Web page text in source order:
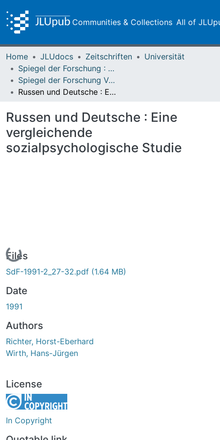
Communities & Collections All of
Home JLUdocs Zeitschriften
Universität
Spiegel der Forschung : Wissenschaftsmagazin
Spiegel der Forschung Vol. 08 (1991) Heft 2
Russen und Deutsche : Eine vergleichende sozialpsychologische Studie
Russen und Deutsche : Eine
vergleichende
sozialpsychologische Studie
Loading...
Files
SdF-1991-2_27-32.pdf (1.64 MB)
Date
1991
Authors
Richter, Horst-Eberhard
Wirth, Hans-Jürgen
License
In Copyright